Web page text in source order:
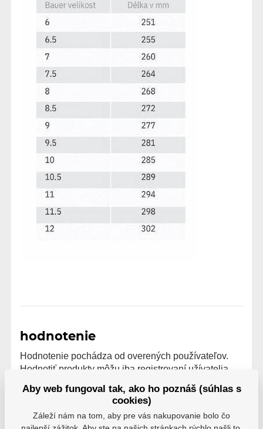
hodnotenie
Hodnotenie pochádza od overených používateľov.
Hodnotiť produkty môžu iba registrovaní užívatelia,
0 užívateľov odporúča
Aby web fungoval tak, ako ho poznáš (súhlas s
cookies)
Záleží nám na tom, aby pre vás nakupovanie bolo čo